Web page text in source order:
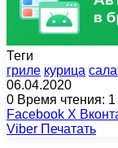
Теги
гриле курица
06.04.2020
0 Время чтения: 1
Facebook X
Viber Печатать